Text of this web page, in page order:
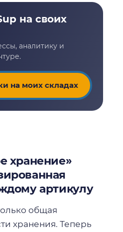
на моих складах
хранение»
артикулу
общая
хранения. Теперь